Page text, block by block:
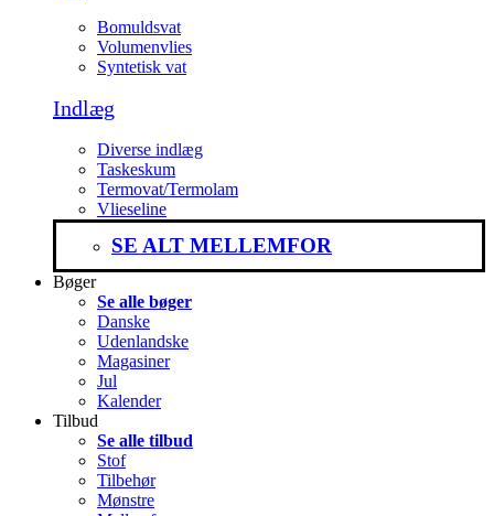
Bomuldsvat
Volumenvlies
Syntetisk vat
Indlæg
Diverse indlæg
Taskeskum
Termovat/Termolam
Vlieseline
SE ALT MELLEMFOR
Bøger
Se alle bøger
Danske
Udenlandske
Magasiner
Jul
Kalender
Tilbud
Se alle tilbud
Stof
Tilbehør
Mønstre